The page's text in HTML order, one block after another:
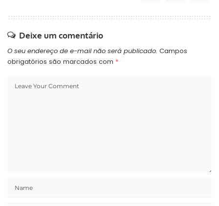
Deixe um comentário
O seu endereço de e-mail não será publicado. Campos
obrigatórios são marcados com *